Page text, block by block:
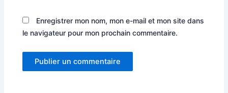
Enregistrer mon nom, mon e-mail et mon site dans
le navigateur pour mon prochain commentaire.